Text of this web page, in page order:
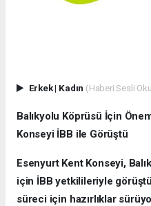
Erkek| Kadın (Haberi Sesli
Balıkyolu Köprüsü İçin
Konseyi İBB ile Görüştü
Esenyurt Kent Konseyi,
için İBB yetkilileriyle
süreci için hazırlıklar